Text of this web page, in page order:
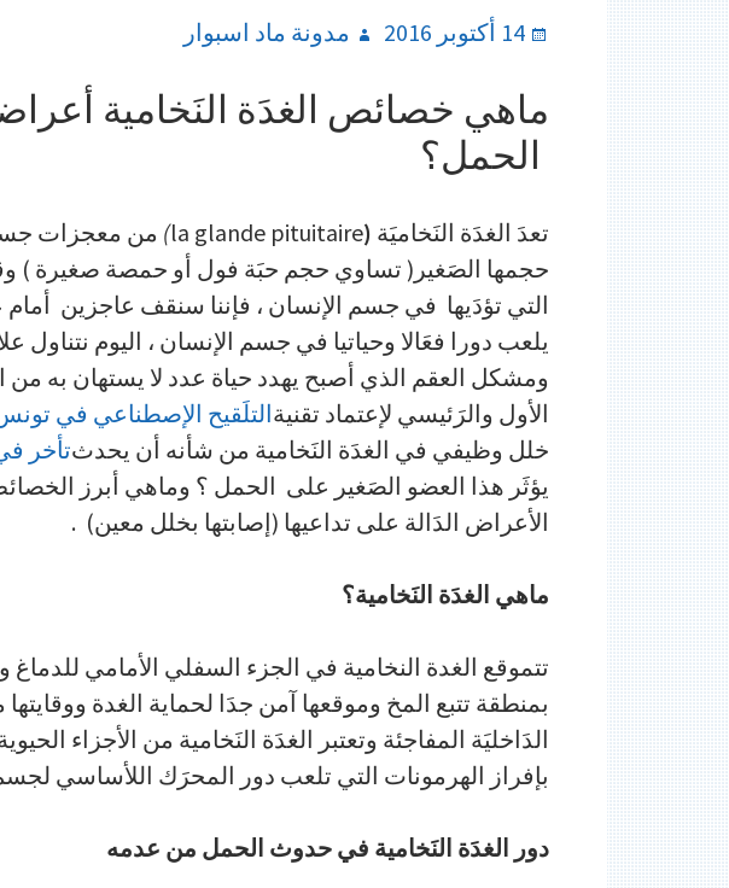
Posted
14 أكتوبر 2016 Author
مدونة ماد اسبوار
ماهي خصائص الغدَة النَخامية
الحمل؟
تعدَ الغدَة النَخاميَة (
la glande pituitaire
) من معجزات جسم
حجمها الصَغير( تساوي حجم حبَة فول أو حمصة صغيرة )
التي تؤدَيها في جسم الإنسان ، فإننا سنقف عاجزين
يلعب دورا فعَالا وحياتيا في جسم الإنسان ، اليوم نتناول
ومشكل العقم الذي أصبح يهدد حياة عدد لا يستهان به من
الأول والرَئيسي لإعتماد تقنيةالتلَقيح الإصطناعي في
خلل وظيفي في الغدَة النَخامية من شأنه أن يحدثتأخر
يؤثَر هذا العضو الصَغير على الحمل ؟ وماهي أبرز
الأعراض الدَالة على تداعيها (إصابتها بخلل معين) .
ماهي الغدَة النَخامية؟
تتموقع الغدة النخامية في الجزء السفلي الأمامي
بمنطقة تتبع المخ وموقعها آمن جدَا لحماية الغدة
الدَاخليَة المفاجئة وتعتبر الغدَة النَخامية من الأجزاء
بإفراز الهرمونات التي تلعب دور المحرَك اللأساسي
دور الغدَة النَخامية في حدوث الحمل من عدمه